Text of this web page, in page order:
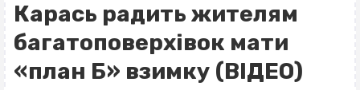
Карась радить жителям
багатоповерхівок мати
«план Б» взимку (ВІДЕО)